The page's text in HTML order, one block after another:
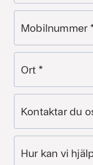
Mobilnummer
Ort *
Hur kan vi